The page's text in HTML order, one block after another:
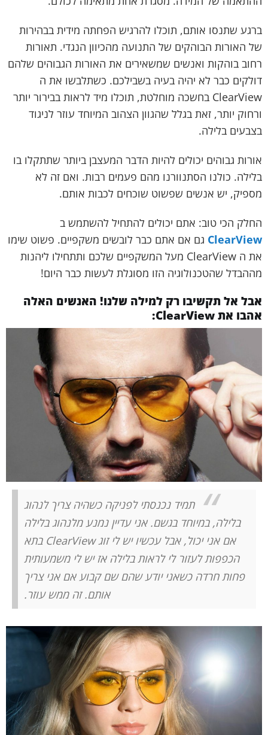
ברגע שתנסו אותם, תוכלו להרגיש הפחתה מידית בבהירות
של האורות הבוהקים של התנועה מהכיוון הנגדי. תאורות
רחוב בוהקות ואנשים שמשאירים את האורות הגבוהים שלהם
דולקים כבר לא יהיה בעיה בשבילכם. כשתלבשו את ה
ClearView בחשכה מוחלטת, תוכלו מיד לראות בבירור יותר
ורחוק יותר, זאת בגלל שהגוון הצהוב המיוחד עוזר לניגוד
בצבעים בלילה.
אורות גבוהים יכולים להיות הדבר המעצבן ביותר שתתקלו בו
בלילה. כולנו הסתנוורנו מהם פעמים רבות. ואם זה לא
מספיק, יש אנשים שפשוט שוכחים לכבות אותם.
החלק הכי טוב: אתם יכולים להתחיל להשתמש ב
ClearView גם אם אתם כבר לובשים משקפיים. פשוט שימו
את ה ClearView מעל המשקפיים שלכם ותתחילו ליהנות
מההבדל שהטכנולוגיה הזו מסוגלת לעשות כבר היום!
אבל אל תקשיבו רק למילה שלנו! האנשים האלה
אהבו את ClearView:
תמיד נכנסתי לפניקה כשהיה צריך לנהוג
בלילה, במיוחד בגשם. אני עדיין נמנע מלנהוג בלילה
אם אני יכול, אבל עכשיו יש לי זוג ClearView בתא
הכפפות לעזור לי לראות בלילה אז יש לי משמעותית
פחות חרדה כשאני יודע שהם שם קבוע אם אני צריך
אותם. זה ממש עוזר.